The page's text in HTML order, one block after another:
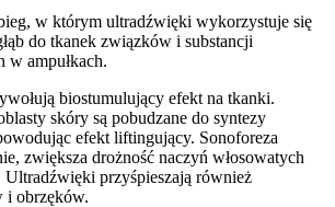
w którym ultradźwięki wykorzystuje się
do tkanek związków i substancji
w ampułkach.
biostumulujący efekt na tkanki.
skóry są pobudzane do syntezy
efekt liftingujący. Sonoforeza
zwiększa drożność naczyń włosowatych
przyśpieszają również
i obrzęków.